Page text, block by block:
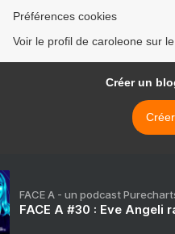
Préférences cookies
Voir le profil de caroleone sur
Créer un
FACE A - un podcast
FACE A #30 : Eve Angeli